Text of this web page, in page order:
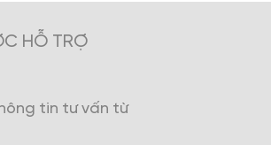
HỖ TRỢ
tin tư vấn từ